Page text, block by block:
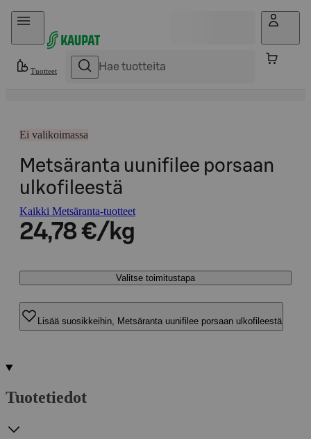
Hyppää sisältöön
Tuotteet
Ei valikoimassa
Metsäranta uunifilee porsaan
ulkofileestä
Kaikki Metsäranta-tuotteet
24,78 €/kg
Valitse toimitustapa
Lisää suosikkeihin, Metsäranta uunifilee porsaan ulkofileestä
Tuotetiedot